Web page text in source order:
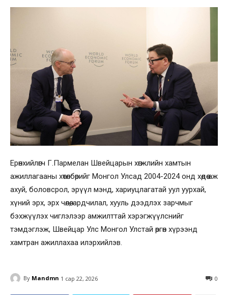
​Ерөнхийлөгч Г.Пармелан Швейцарын хөгжлийн хамтын
ажиллагааны хөтөлбөрийг Монгол Улсад 2004-2024 онд хөдөө аж
ахуй, боловсрол, эрүүл мэнд, хариуцлагатай уул уурхай,
хүний эрх, эрх чөлөө, ардчилал, хууль дээдлэх зарчмыг
бэхжүүлэх чиглэлээр амжилттай хэрэгжүүлснийг
тэмдэглэж, Швейцар Улс Монгол Улстай өргөн хүрээнд
хамтран ажиллахаа илэрхийлэв.
By Mandmn 1 сар 22, 2026 0